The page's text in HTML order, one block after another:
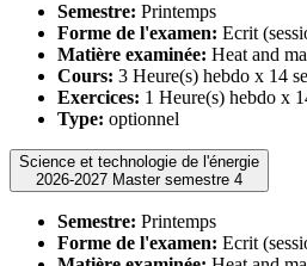
Semestre: Printemps
Forme de l'examen: Ecrit
Matière examinée: Heat and
Cours: 3 Heure(s) hebdo x 14
Exercices: 1 Heure(s) hebdo x
Type: optionnel
Science et technologie de l'énergie
2026-2027 Master semestre 4
Semestre: Printemps
Forme de l'examen: Ecrit